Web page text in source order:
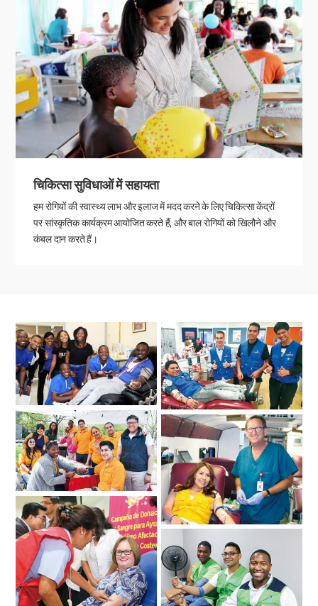
चिकित्सा सुविधाओं में सहायता
हम रोगियों की स्वास्थ्य लाभ और इलाज में मदद करने के लिए चिकित्सा केंद्रों
पर सांस्कृतिक कार्यक्रम आयोजित करते हैं, और बाल रोगियों को खिलौने और
कंबल दान करते हैं।